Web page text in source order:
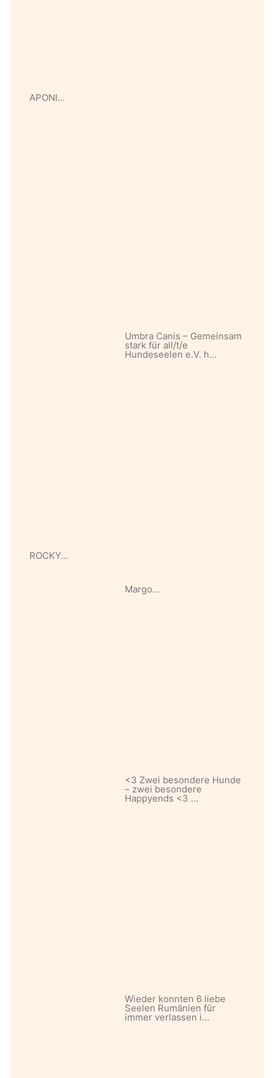
APONI…
Umbra Canis – Gemeinsam
stark für all/t/e
Hundeseelen e.V. h…
ROCKY…
Margo…
<3 Zwei besondere Hunde
– zwei besondere
Happyends <3 …
Wieder konnten 6 liebe
Seelen Rumänien für
immer verlassen i…